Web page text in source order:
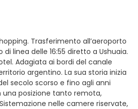
Trasferimento all’aeroporto
linea delle 16:55 diretto a Ushuaia.
Adagiata ai bordi del canale
argentino. La sua storia inizia
secolo scorso e fino agli anni
una posizione tanto remota,
nelle camere riservate,